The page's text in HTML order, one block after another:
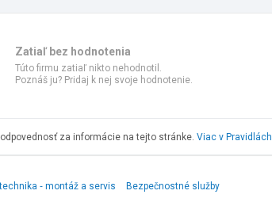
Zatiaľ bez hodnotenia
Túto firmu zatiaľ nikto nehodnotil.
Poznáš ju? Pridaj k nej svoje hodnotenie.
za informácie na tejto stránke. Viac v Pravidlách
‑ montáž a servis Bezpečnostné služby